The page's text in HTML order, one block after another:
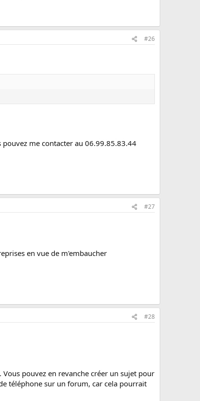
#26
me contacter au 06.99.85.83.44
#27
en vue de m'embaucher
#28
pouvez en revanche créer un sujet pour
téléphone sur un forum, car cela pourrait